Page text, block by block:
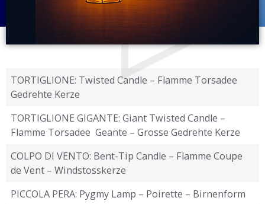
TORTIGLIONE: Twisted Candle – Flamme Torsadee
Gedrehte Kerze
TORTIGLIONE GIGANTE: Giant Twisted Candle –
Flamme Torsadee Geante – Grosse Gedrehte Kerze
COLPO DI VENTO: Bent-Tip Candle – Flamme Coupe
de Vent – Windstosskerze
PICCOLA PERA: Pygmy Lamp – Poirette – Birnenform